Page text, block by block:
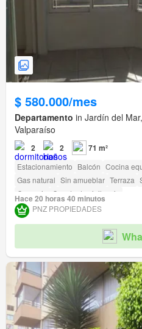
$ 580.000/mes
Departamento in Jardín del
Valparaíso
2 2 71 m²
Estacionamiento Balcón Cocina
Gas natural Sin amueblar Terraza
Conserje
Caseta de vigilancia
Acceso para personas con
Hace 20 horas 40 minutos
PNZ PROPIEDADES